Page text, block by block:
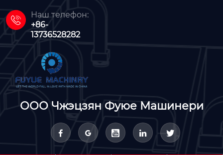

Наш телефон:
+86-
13736528282
ООО Чжэцзян Фуюе Машинери
    